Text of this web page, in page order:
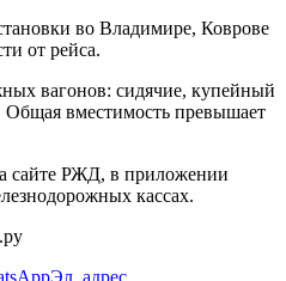
во Владимире, Коврове
от рейса.
вагонов: сидячие, купейный
вместимость превышает
сайте РЖД, в приложении
кассах.
Эл. адрес